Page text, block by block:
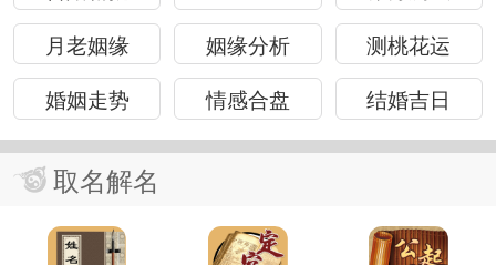
月老姻缘
姻缘分析
测桃花运
婚姻走势
情感合盘 结婚吉日
取名解名